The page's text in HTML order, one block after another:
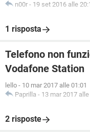
n00r - 19 set 2016 alle
1 risposta
Telefono non
Vodafone Station
lello - 10 mar 2017 alle 01:01
Paprilla - 13 mar 2017
2 risposte